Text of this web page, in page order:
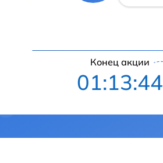
Конец акции
01:13:43